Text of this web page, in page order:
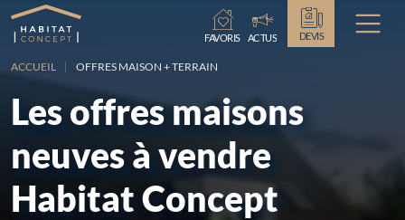
Chargement...
FAVORIS
ACTUS DEVIS
ACCUEIL OFFRES MAISON + TERRAIN
Les offres maisons
neuves à vendre
Habitat Concept